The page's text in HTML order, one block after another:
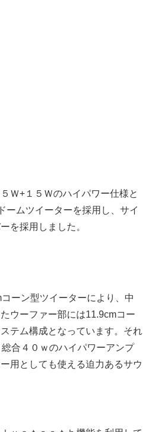
Ｗ+１５Ｗのハイパワー仕様と
ームツイーターを採用し、サイ
を採用しました。
ーン型ツイーターにより、中
ウーファー部には11.9cmコー
テム構成となっています。それ
合４０ｗのハイパワーアンプ
用としても使える迫力あるサウ